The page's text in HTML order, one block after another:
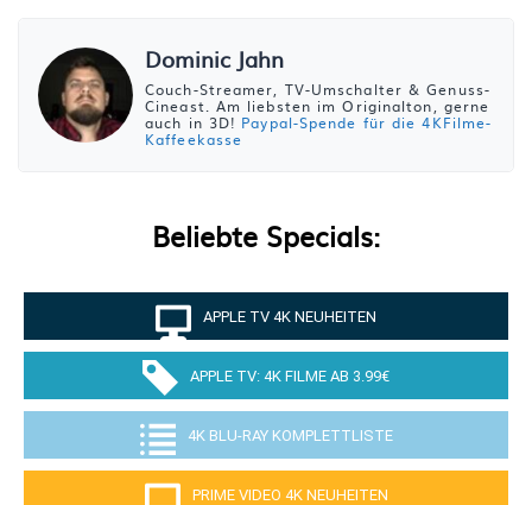
Dominic Jahn
Couch-Streamer, TV-Umschalter & Genuss-
Cineast. Am liebsten im Originalton, gerne
auch in 3D! Paypal-Spende für die 4KFilme-
Kaffeekasse
Beliebte Specials:
APPLE TV 4K NEUHEITEN
APPLE TV: 4K FILME AB 3.99€
4K BLU-RAY KOMPLETTLISTE
PRIME VIDEO 4K NEUHEITEN